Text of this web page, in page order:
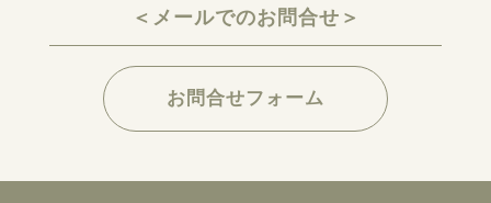
＜メールでのお問合せ＞
お問合せフォーム